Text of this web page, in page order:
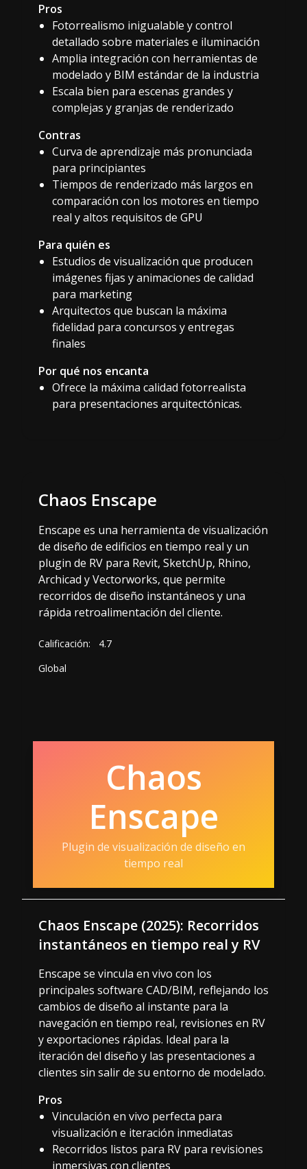
Pros
Fotorrealismo inigualable y control
detallado sobre materiales e iluminación
Amplia integración con herramientas de
modelado y BIM estándar de la industria
Escala bien para escenas grandes y
complejas y granjas de renderizado
Contras
Curva de aprendizaje más pronunciada
para principiantes
Tiempos de renderizado más largos en
comparación con los motores en tiempo
real y altos requisitos de GPU
Para quién es
Estudios de visualización que producen
imágenes fijas y animaciones de calidad
para marketing
Arquitectos que buscan la máxima
fidelidad para concursos y entregas
finales
Por qué nos encanta
Ofrece la máxima calidad fotorrealista
para presentaciones arquitectónicas.
Chaos Enscape
Enscape es una herramienta de visualización
de diseño de edificios en tiempo real y un
plugin de RV para Revit, SketchUp, Rhino,
Archicad y Vectorworks, que permite
recorridos de diseño instantáneos y una
rápida retroalimentación del cliente.
Calificación:
4.7
Global
Chaos
Enscape
Plugin de visualización de diseño en
tiempo real
Chaos Enscape (2025): Recorridos
instantáneos en tiempo real y RV
Enscape se vincula en vivo con los
principales software CAD/BIM, reflejando los
cambios de diseño al instante para la
navegación en tiempo real, revisiones en RV
y exportaciones rápidas. Ideal para la
iteración del diseño y las presentaciones a
clientes sin salir de su entorno de modelado.
Pros
Vinculación en vivo perfecta para
visualización e iteración inmediatas
Recorridos listos para RV para revisiones
inmersivas con clientes